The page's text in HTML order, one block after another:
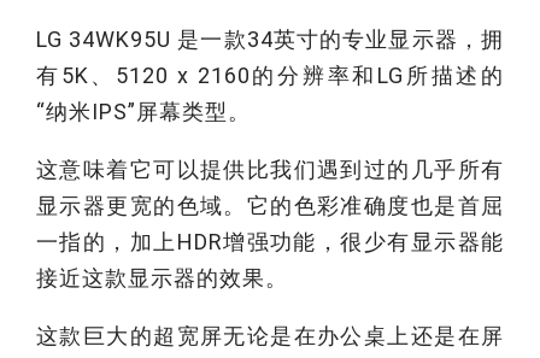
LG 34WK95U 是一款34英寸的专业显示器，拥
有5K、5120 x 2160的分辨率和LG所描述的
“纳米IPS”屏幕类型。
这意味着它可以提供比我们遇到过的几乎所有
显示器更宽的色域。它的色彩准确度也是首屈
一指的，加上HDR增强功能，很少有显示器能
接近这款显示器的效果。
这款巨大的超宽屏无论是在办公桌上还是在屏